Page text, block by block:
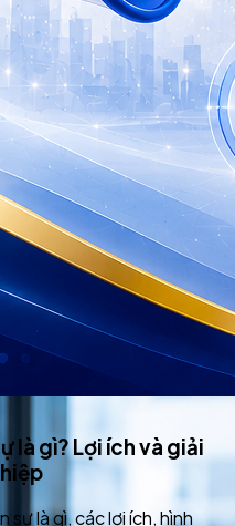
KETNOIVIEC
Tên định
là gì? Lợi ích và giải
sự là gì, các lợi ích, hình